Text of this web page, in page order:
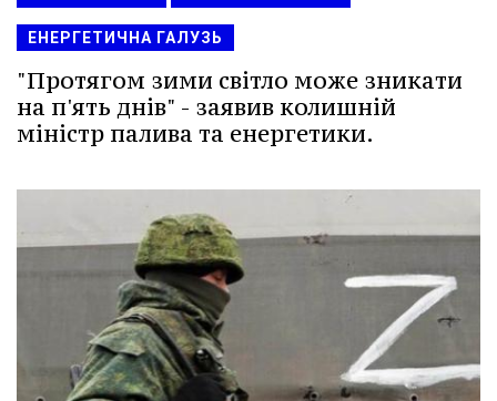
ЕНЕРГЕТИЧНА ГАЛУЗЬ
"Протягом зими світло може зникати
на п'ять днів" - заявив колишній
міністр палива та енергетики.